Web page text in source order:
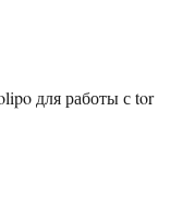
для работы с tor